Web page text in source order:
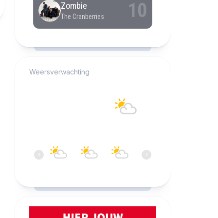
Weersverwachting
‹ ›